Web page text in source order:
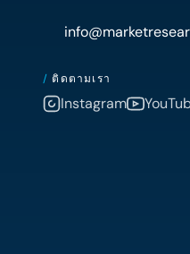
/ ติดตามเรา
Instagram